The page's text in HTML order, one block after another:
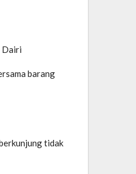
Dairi
barang
tidak